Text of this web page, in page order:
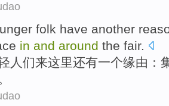
folk have another
in and around the fair.
人们来这里还有一个缘由 ：